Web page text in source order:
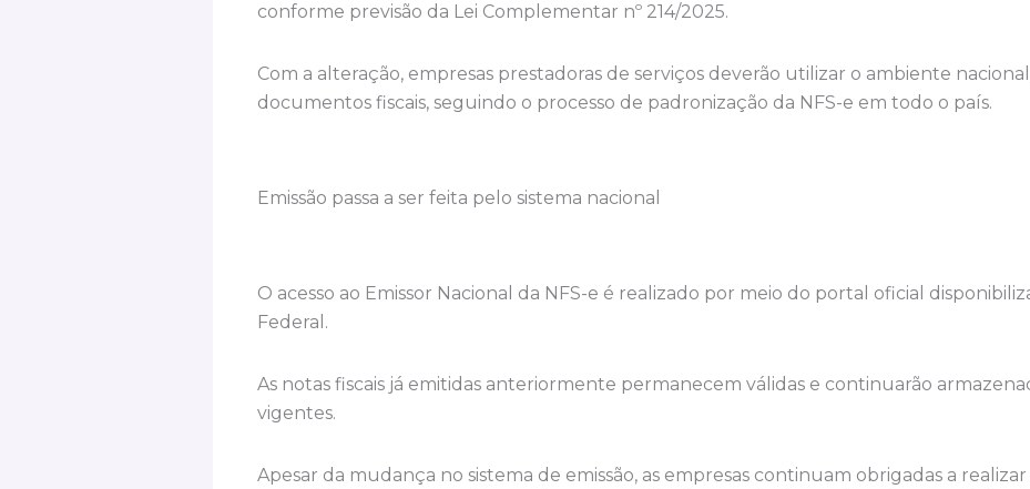
conforme previsão da Lei Complementar nº 214/2025.
Com a alteração, empresas prestadoras de serviços deverão utilizar o ambiente
documentos fiscais, seguindo o processo de padronização da NFS-e em todo o país.
Emissão passa a ser feita pelo sistema nacional
O acesso ao Emissor Nacional da NFS-e é realizado por meio do portal oficial
Federal.
As notas fiscais já emitidas anteriormente permanecem válidas e continuarão
vigentes.
Apesar da mudança no sistema de emissão, as empresas continuam obrigadas a